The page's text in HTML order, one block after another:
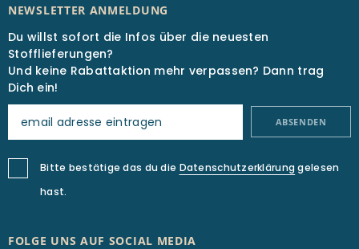
NEWSLETTER ANMELDUNG
Du willst sofort die Infos über die neuesten
Stofflieferungen?
Und keine Rabattaktion mehr verpassen? Dann trag
Dich ein!
ABSENDEN
Bitte bestätige das du die Datenschutzerklärung gelesen
hast.
FOLGE UNS AUF SOCIAL MEDIA